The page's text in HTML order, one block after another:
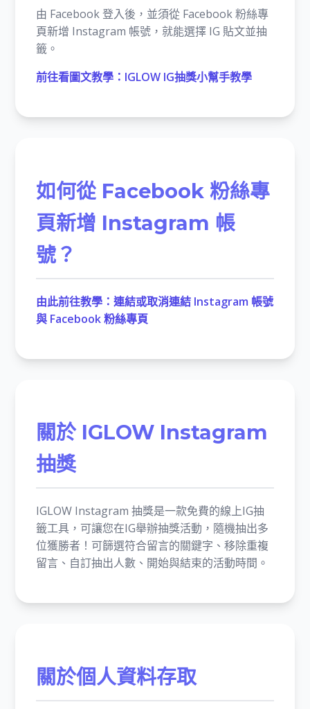
由 Facebook 登入後，並須從 Facebook 粉絲專
頁新增 Instagram 帳號，就能選擇 IG 貼文並抽
籤。
前往看圖文教學：IGLOW IG抽獎小幫手教學
如何從 Facebook 粉絲專
頁新增 Instagram 帳
號？
由此前往教學：連結或取消連結 Instagram 帳號
與 Facebook 粉絲專頁
關於 IGLOW Instagram
抽獎
IGLOW Instagram 抽獎是一款免費的線上IG抽
籤工具，可讓您在IG舉辦抽獎活動，隨機抽出多
位獲勝者！可篩選符合留言的關鍵字、移除重複
留言、自訂抽出人數、開始與結束的活動時間。
關於個人資料存取